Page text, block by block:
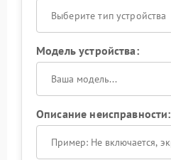
Выберите тип устройства
Модель устройства:
Описание неисправности: